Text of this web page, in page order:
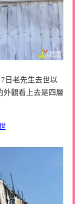
日老先生去世以
外觀看上去是四層